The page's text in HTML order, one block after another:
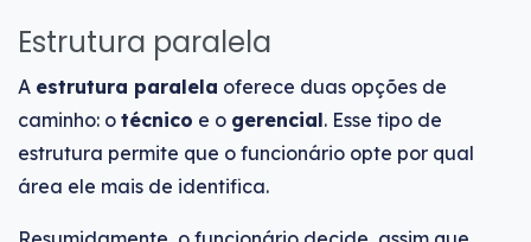
Estrutura paralela
A estrutura paralela oferece duas opções de
caminho: o técnico e o gerencial. Esse tipo de
estrutura permite que o funcionário opte por qual
área ele mais de identifica.